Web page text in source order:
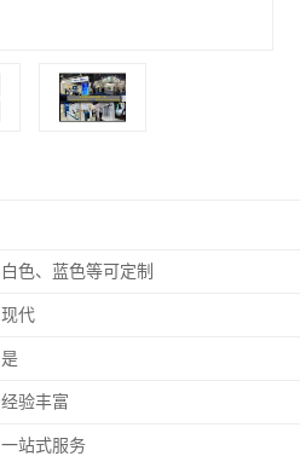
白色、蓝色等可定制
现代
是
经验丰富
一站式服务